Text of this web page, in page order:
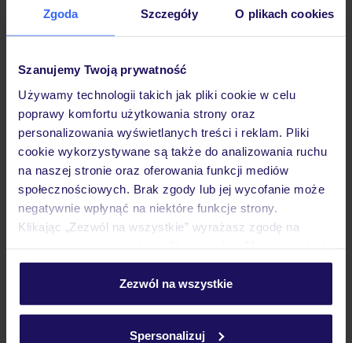
Zgoda Szczegóły O plikach cookies
Szanujemy Twoją prywatność
Używamy technologii takich jak pliki cookie w celu
poprawy komfortu użytkowania strony oraz
personalizowania wyświetlanych treści i reklam. Pliki
cookie wykorzystywane są także do analizowania ruchu
na naszej stronie oraz oferowania funkcji mediów
społecznościowych. Brak zgody lub jej wycofanie może
negatywnie wpłynąć na niektóre funkcje strony.
Klikając „Zezwól na wszystkie” wyrażasz zgodę na
personalizować swój wybór wchodząc w zakładkę
Szczegółowe informacje o plikach cookie znajdziesz
Zezwól na wszystkie
Spersonalizuj
Hotel
Pokoje
Wyżywienie
Atrakcje
Ważne informacje
Często zadawane pytania